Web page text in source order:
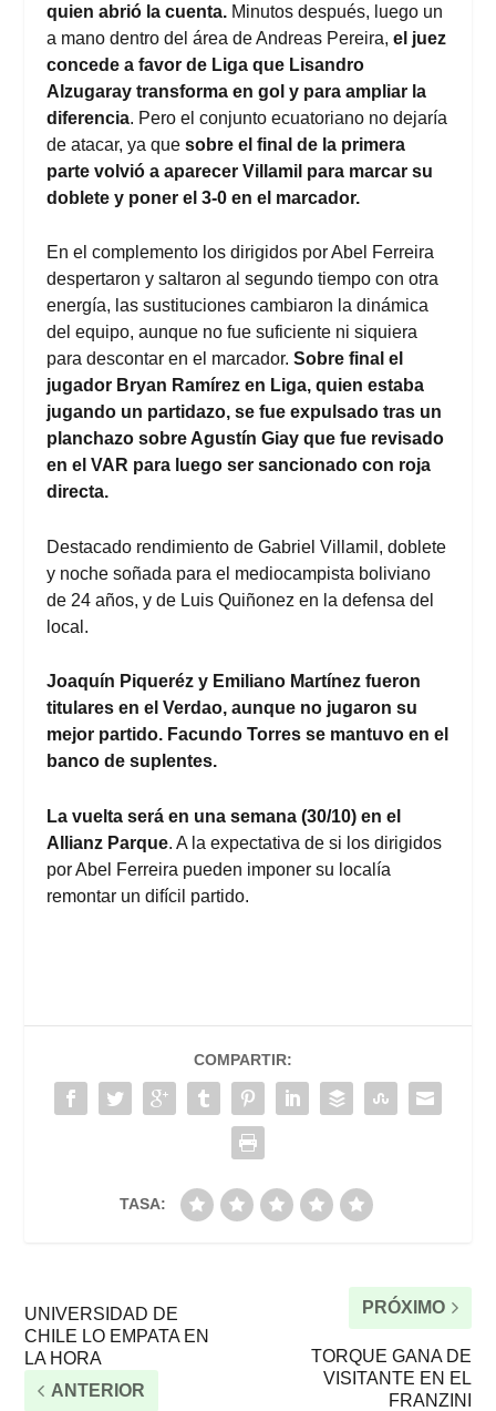
quien abrió la cuenta. Minutos después, luego un
a mano dentro del área de Andreas Pereira,el juez
concede a favor de Liga que Lisandro
Alzugaray transforma en gol y para ampliar la
diferencia. Pero el conjunto ecuatoriano no dejaría
de atacar, ya quesobre el final de la primera
parte volvió a aparecer Villamil para marcar su
doblete y poner el 3-0 en el marcador.
En el complemento los dirigidos por Abel Ferreira
despertaron y saltaron al segundo tiempo con otra
energía, las sustituciones cambiaron la dinámica
del equipo, aunque no fue suficiente ni siquiera
para descontar en el marcador.Sobre final el
jugador Bryan Ramírez en Liga, quien estaba
jugando un partidazo, se fue expulsado tras un
planchazo sobre Agustín Giay que fue revisado
en el VAR para luego ser sancionado con roja
directa.
Destacado rendimiento de Gabriel Villamil, doblete
y noche soñada para el mediocampista boliviano
de 24 años, y de Luis Quiñonez en la defensa del
local.
Joaquín Piqueréz y Emiliano Martínez fueron
titulares en el Verdao, aunque no jugaron su
mejor partido. Facundo Torres se mantuvo en el
banco de suplentes.
La vuelta será en una semana (30/10) en el
Allianz Parque. A la expectativa de si los dirigidos
por Abel Ferreira pueden imponer su localía
remontar un difícil partido.
COMPARTIR:
TASA:
UNIVERSIDAD DE
CHILE LO EMPATA EN
LA HORA
ANTERIOR
PRÓXIMO
TORQUE GANA DE
VISITANTE EN EL
FRANZINI